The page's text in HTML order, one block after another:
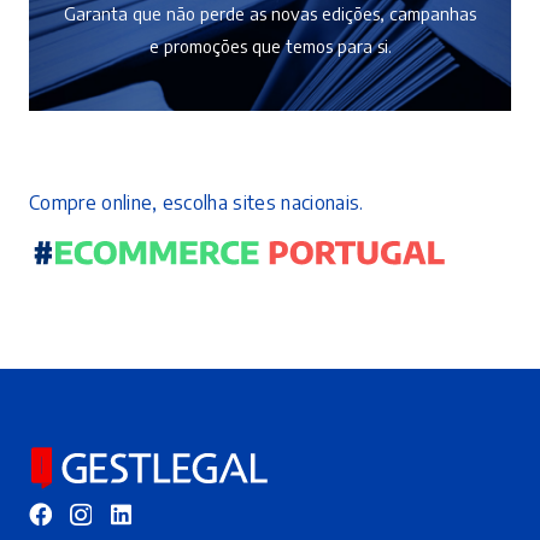
Garanta que não perde as novas edições, campanhas
e promoções que temos para si.
Compre online, escolha sites nacionais.